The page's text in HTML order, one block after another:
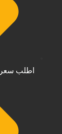
اطلب سعر